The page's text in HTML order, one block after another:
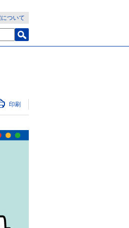
ついて
印刷